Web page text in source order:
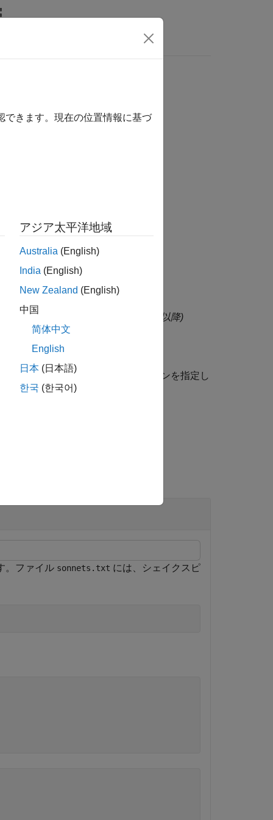
ファイルからのテキストの読み取り
として読み取ります。
として読み取ります。 (R2025a 以降)
引数を使用して、追加のオプションを指定し
。ファイル sonnets.txt には、シェイクスピ
できます。現在の位置情報に基づ
アジア太平洋地域
Australia (English)
India (English)
New Zealand (English)
中国
简体中文
English
日本 (日本語)
한국 (한국어)